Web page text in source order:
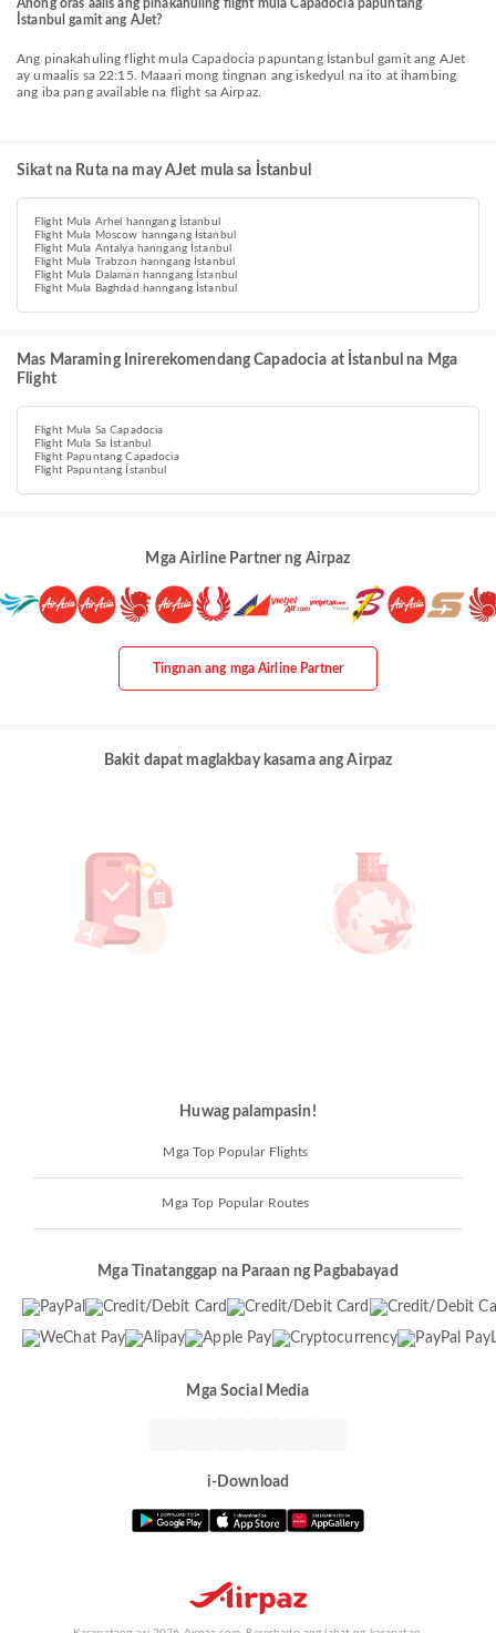
Anong oras aalis ang pinakahuling flight mula Capadocia papuntang
İstanbul gamit ang AJet?
Ang pinakahuling flight mula Capadocia papuntang İstanbul gamit ang AJet
ay umaalis sa 22:15. Maaari mong tingnan ang iskedyul na ito at ihambing
ang iba pang available na flight sa Airpaz.
Sikat na Ruta na may AJet mula sa İstanbul
Flight Mula Arhel hanngang İstanbul
Flight Mula Moscow hanngang İstanbul
Flight Mula Antalya hanngang İstanbul
Flight Mula Trabzon hanngang İstanbul
Flight Mula Dalaman hanngang İstanbul
Flight Mula Baghdad hanngang İstanbul
Mas Maraming Inirerekomendang Capadocia at İstanbul na Mga
Flight
Flight Mula Sa Capadocia
Flight Mula Sa İstanbul
Flight Papuntang Capadocia
Flight Papuntang İstanbul
Mga Airline Partner ng Airpaz
Tingnan ang mga Airline Partner
Bakit dapat maglakbay kasama ang Airpaz
Huwag palampasin!
Mga Top Popular Flights
Mga Top Popular Routes
Mga Tinatanggap na Paraan ng Pagbabayad
Mga Social Media
i-Download